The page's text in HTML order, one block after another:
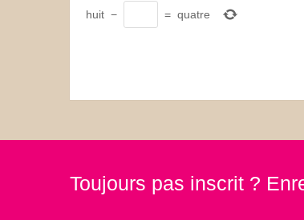
huit − = quatre
Toujours pas inscrit ?